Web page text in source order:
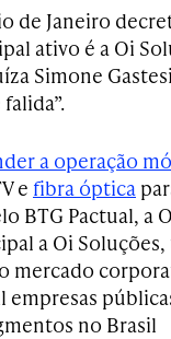
de Janeiro
ativo é a Oi
Simone
a operação
e fibra óptica
BTG Pactual, a
a Oi
mercado
empresas
no Brasil